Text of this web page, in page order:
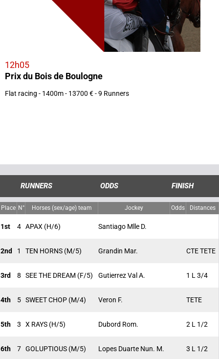
12h05
Prix du Bois de Boulogne
Flat racing - 1400m - 13700 € - 9 Runners
RUNNERS ODDS FINISH
Place N° Horses (sex/age) team Jockey Odds Distances
1st 4 APAX (H/6) Santiago Mlle D.
2nd 1 TEN HORNS (M/5) Grandin Mar. CTE TETE
3rd 8 SEE THE DREAM (F/5) Gutierrez Val A. 1 L 3/4
4th 5 SWEET CHOP (M/4) Veron F. TETE
5th 3 X RAYS (H/5) Dubord Rom. 2 L 1/2
6th 7 GOLUPTIOUS (M/5) Lopes Duarte Nun. M. 3 L 1/2